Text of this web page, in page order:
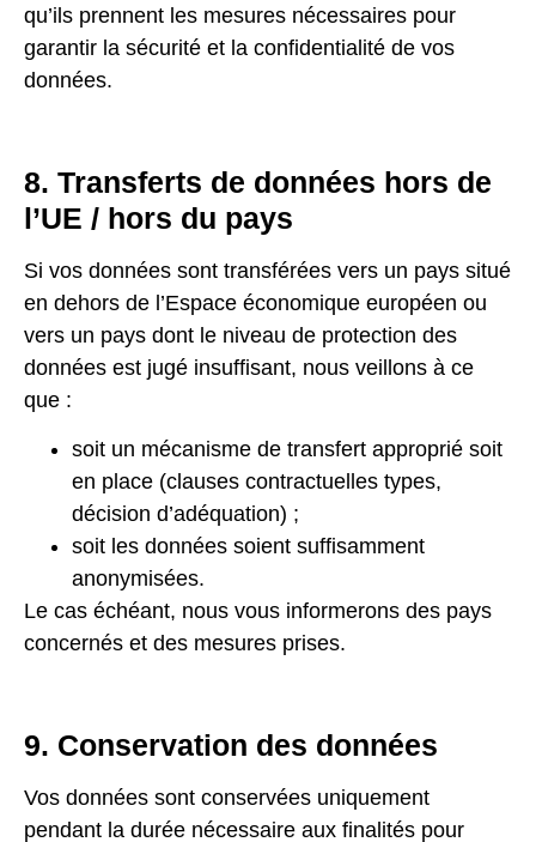
qu’ils prennent les mesures nécessaires pour
garantir la sécurité et la confidentialité de vos
données.
8. Transferts de données hors de
l’UE / hors du pays
Si vos données sont transférées vers un pays situé
en dehors de l’Espace économique européen ou
vers un pays dont le niveau de protection des
données est jugé insuffisant, nous veillons à ce
que :
soit un mécanisme de transfert approprié soit
en place (clauses contractuelles types,
décision d’adéquation) ;
soit les données soient suffisamment
anonymisées.
Le cas échéant, nous vous informerons des pays
concernés et des mesures prises.
9. Conservation des données
Vos données sont conservées uniquement
pendant la durée nécessaire aux finalités pour